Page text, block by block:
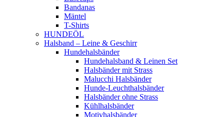
Bandanas
Mäntel
T-Shirts
HUNDEÖL
Halsband – Leine & Geschirr
Hundehalsbänder
Hundehalsband & Leinen Set
Halsbänder mit Strass
Malucchi Halsbänder
Hunde-Leuchthalsbänder
Halsbänder ohne Strass
Kühlhalsbänder
Motivhalsbänder